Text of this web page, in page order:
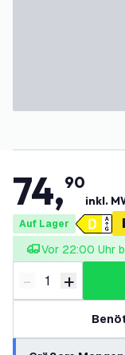
74,90
inkl.
Auf Lager
Vor 22:00 Uhr
Menge verringern
- Menge
+